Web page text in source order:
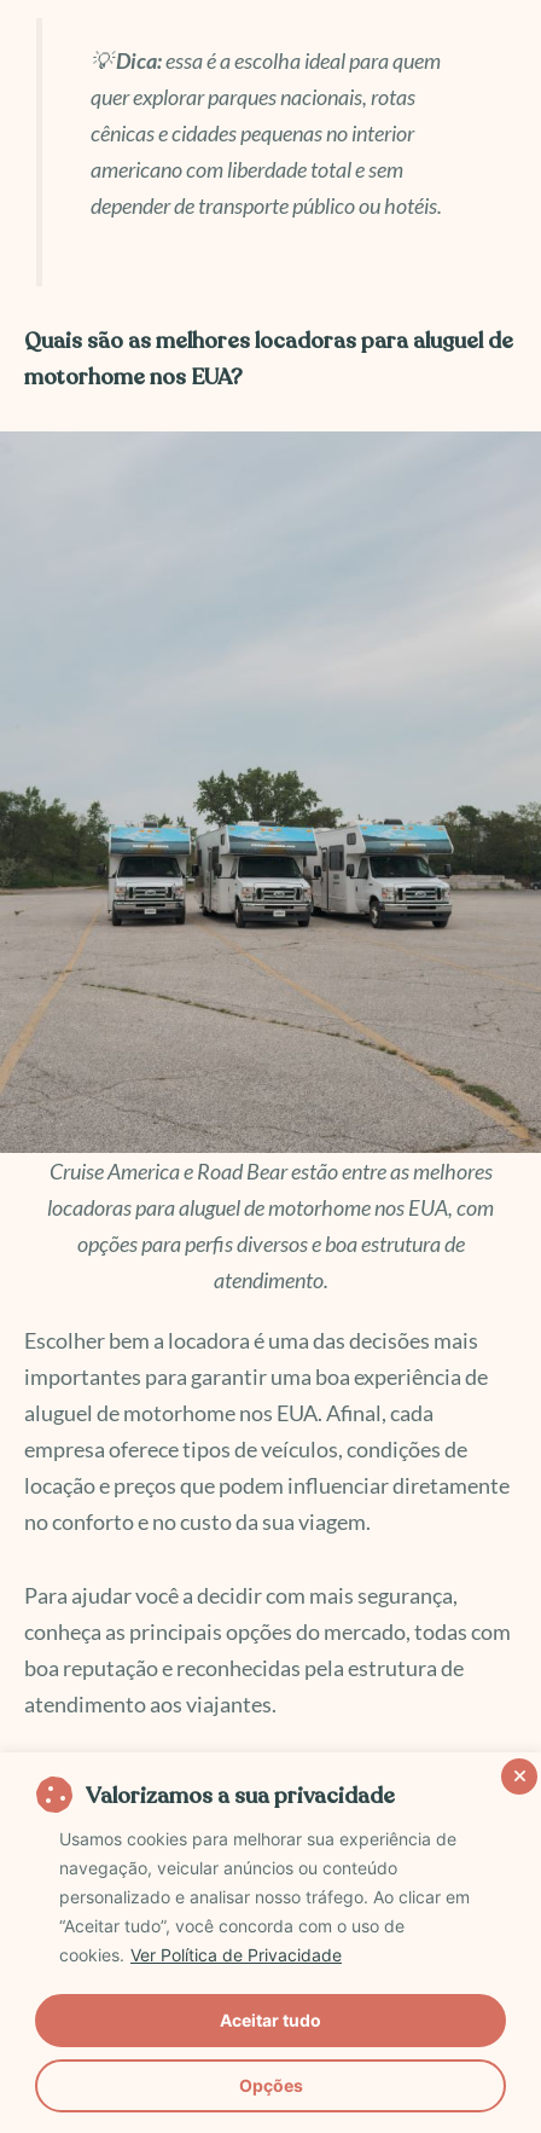
Valorizamos a sua privacidade
Usamos cookies para melhorar sua experiência de
navegação, veicular anúncios ou conteúdo
personalizado e analisar nosso tráfego. Ao clicar em
“Aceitar tudo”, você concorda com o uso de
cookies. Ver Política de Privacidade
Opções
Aceitar tudo
💡Dica:essa é a escolha ideal para quem
quer explorar parques nacionais, rotas
cênicas e cidades pequenas no interior
americano com liberdade total e sem
depender de transporte público ou hotéis.
Quais são as melhores locadoras para aluguel de
motorhome nos EUA?
Cruise America e Road Bear estão entre as melhores
locadoras para aluguel de motorhome nos EUA, com
opções para perfis diversos e boa estrutura de
atendimento.
Escolher bem a locadora é uma das decisões mais
importantes para garantir uma boa experiência de
aluguel de motorhome nos EUA. Afinal, cada
empresa oferece tipos de veículos, condições de
locação e preços que podem influenciar diretamente
no conforto e no custo da sua viagem.
Para ajudar você a decidir com mais segurança,
conheça as principais opções do mercado, todas com
boa reputação e reconhecidas pela estrutura de
atendimento aos viajantes.
Cruise America: custo-benefício ideal
Cruise America é a locadora mais popular e a que
oferece o melhor custo-benefício para quem quer
viajar de motorhome pelos Estados Unidos.
Vantagens:frota grande e variada, preços
acessíveis e seguro já incluído na diária.
Perfil ideal:primeira viagem de motorhome,
famílias pequenas e grupos que priorizam